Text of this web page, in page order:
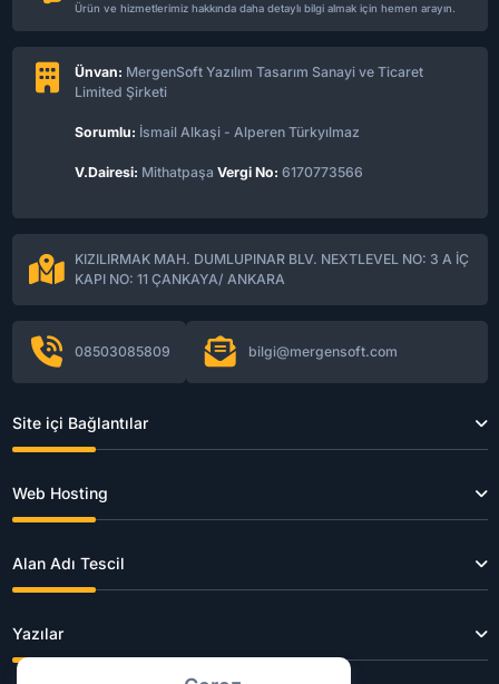
Ürün ve hizmetlerimiz hakkında daha detaylı bilgi almak için hemen arayın.
Ünvan: MergenSoft Yazılım Tasarım Sanayi ve Ticaret
Limited Şirketi
Sorumlu: İsmail Alkaşi - Alperen Türkyılmaz
V.Dairesi: Mithatpaşa Vergi No: 6170773566
KIZILIRMAK MAH. DUMLUPINAR BLV. NEXTLEVEL NO: 3 A İÇ
KAPI NO: 11 ÇANKAYA/ ANKARA
08503085809 bilgi@mergensoft.com
Site içi Bağlantılar
Web Hosting
Alan Adı Tescil
Yazılar